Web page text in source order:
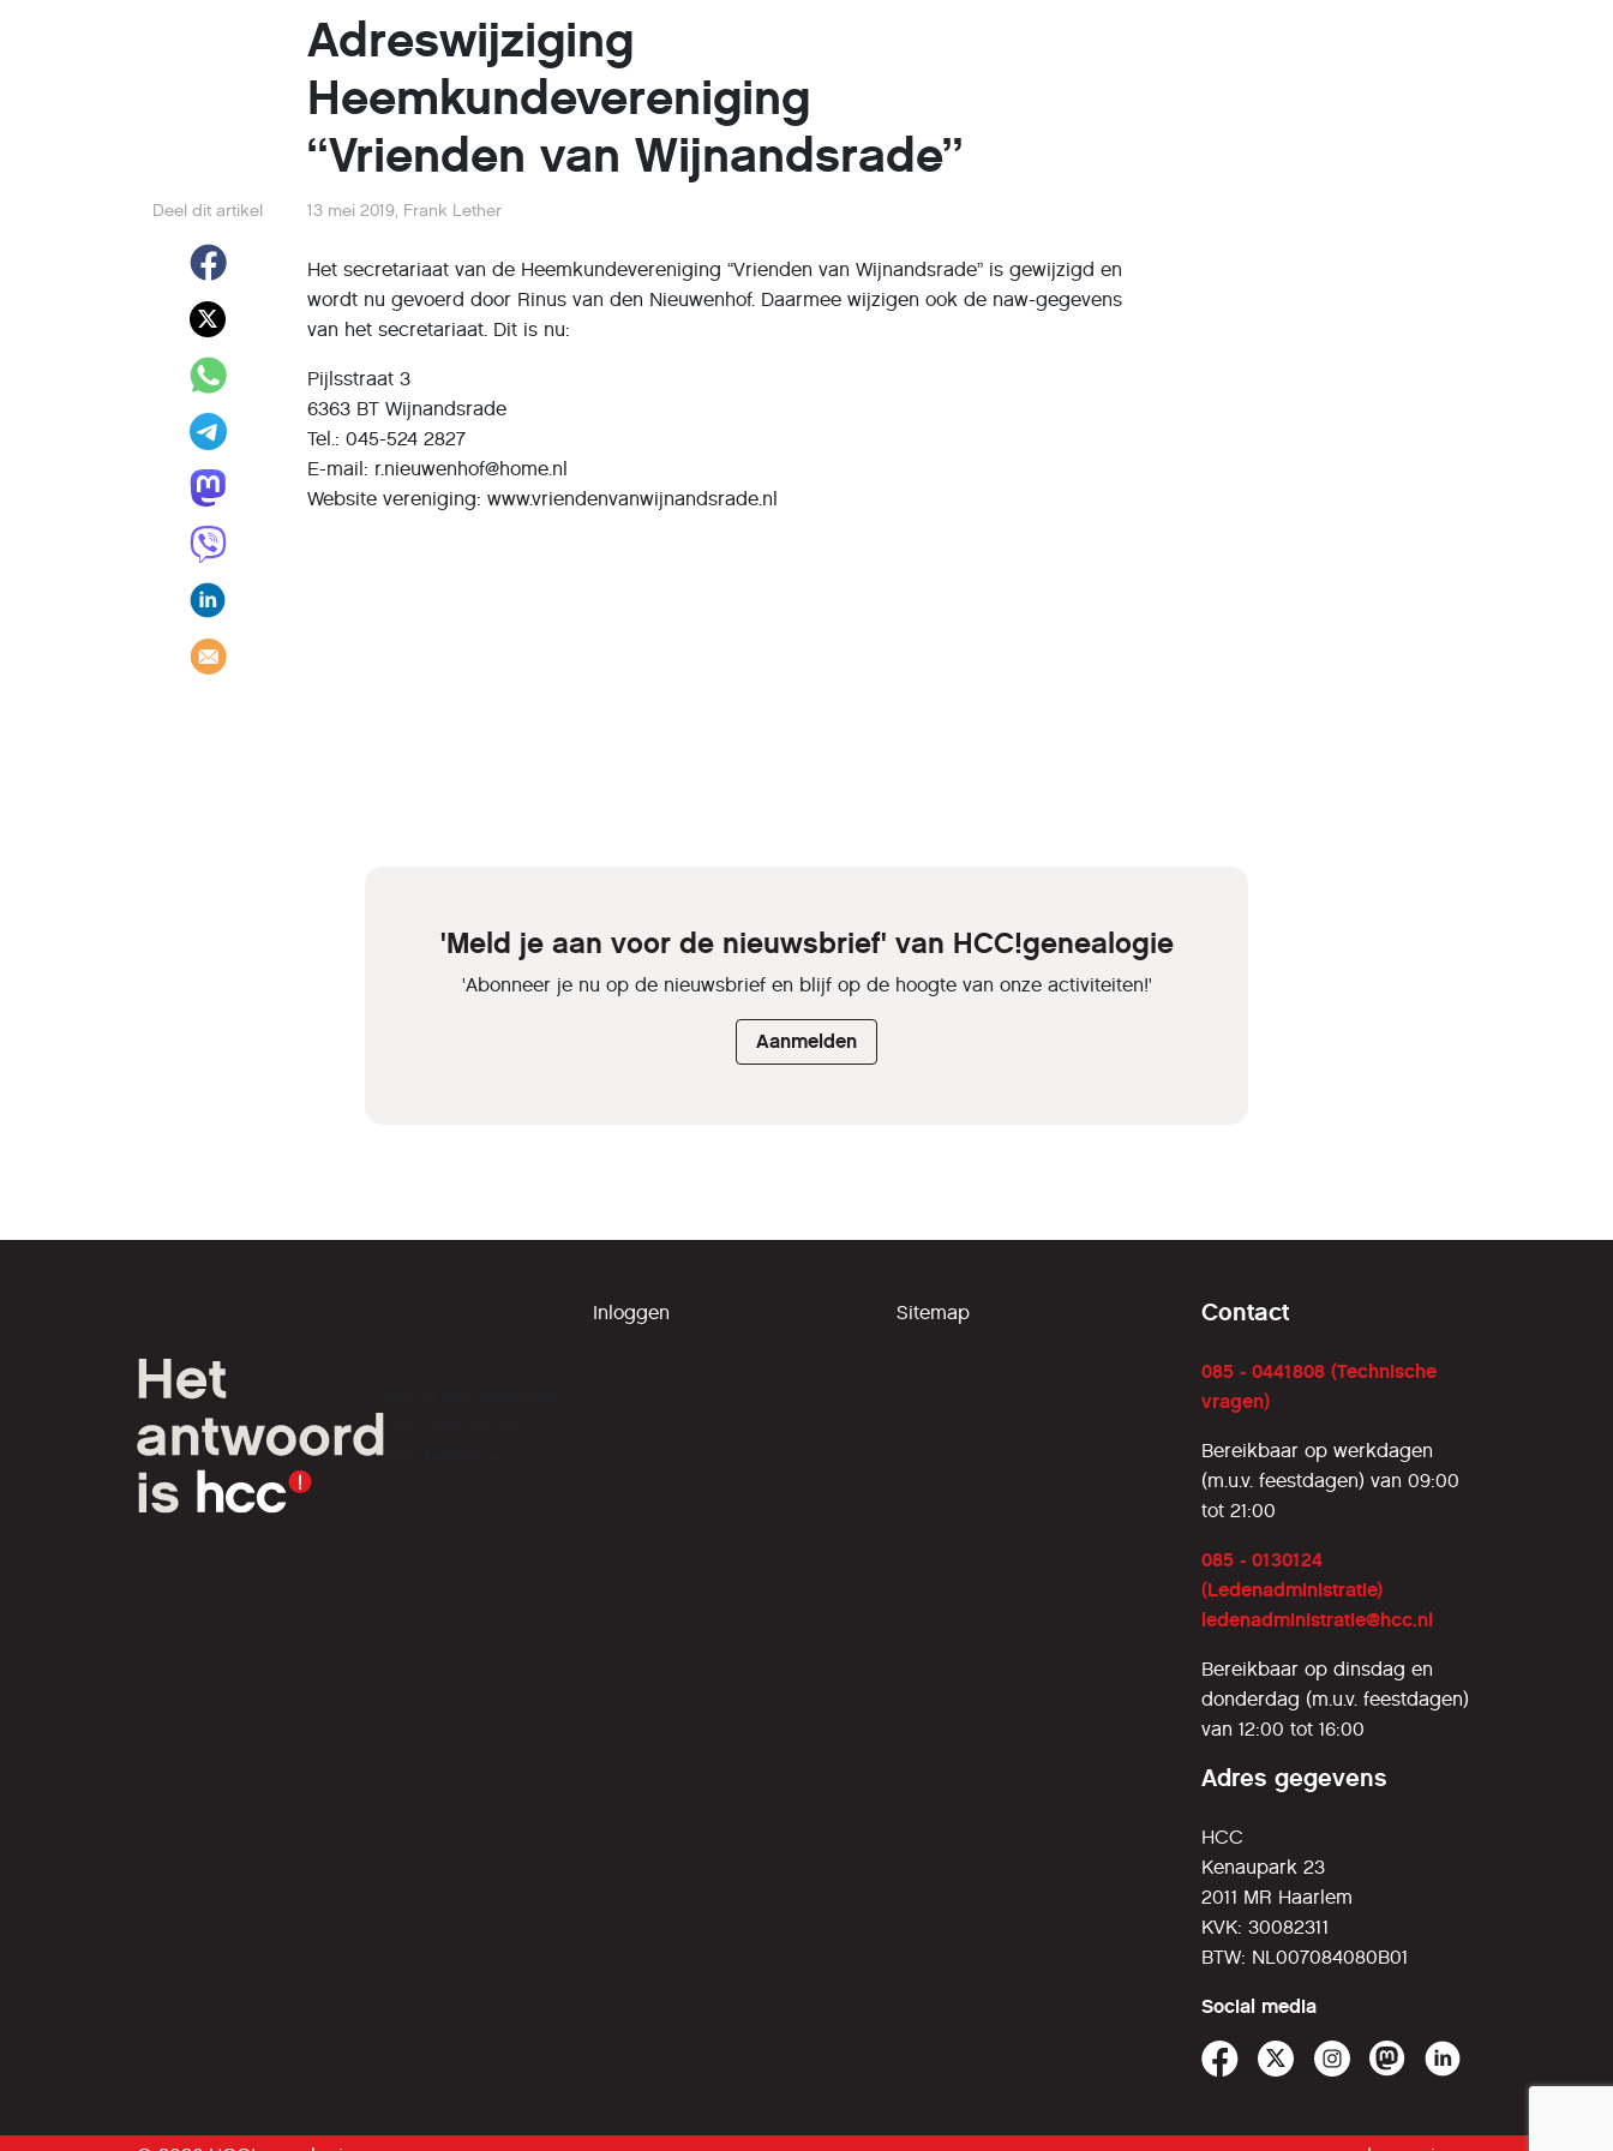
Adreswijziging
Heemkundevereniging
“Vrienden van Wijnandsrade”
Deel dit artikel 13 mei 2019, Frank Lether
Het secretariaat van de Heemkundevereniging “Vrienden van Wijnandsrade” is gewijzigd en
wordt nu gevoerd door Rinus van den Nieuwenhof. Daarmee wijzigen ook de naw-gegevens
van het secretariaat. Dit is nu:
Pijlsstraat 3
6363 BT Wijnandsrade
Tel.: 045-524 2827
E-mail: r.nieuwenhof@home.nl
Website vereniging: www.vriendenvanwijnandsrade.nl
'Meld je aan voor de nieuwsbrief' van HCC!genealogie
'Abonneer je nu op de nieuwsbrief en blijf op de hoogte van onze activiteiten!'
Aanmelden
tech-liefhebbers.
Inloggen Sitemap Contact
085 - 0441808 (Technische
vragen)
Bereikbaar op werkdagen
(m.u.v. feestdagen) van 09:00
tot 21:00
085 - 0130124
(Ledenadministratie)
ledenadministratie@hcc.nl
Bereikbaar op dinsdag en
donderdag (m.u.v. feestdagen)
van 12:00 tot 16:00
Adres gegevens
HCC
Kenaupark 23
2011 MR Haarlem
KVK: 30082311
BTW: NL007084080B01
Social media